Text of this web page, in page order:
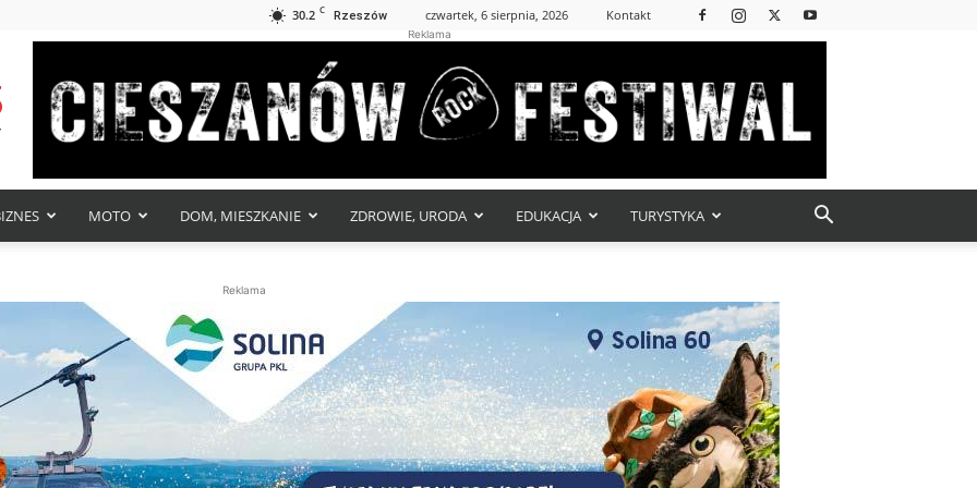
30.2 C Rzeszów czwartek, 6 sierpnia, 2026 Kontakt
Reklama
MOTO DOM, MIESZKANIE ZDROWIE, URODA EDUKACJA TURYSTYKA
Reklama